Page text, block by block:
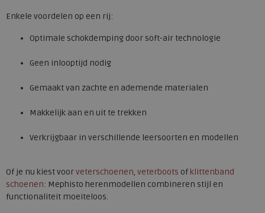
Enkele voordelen op een rij:
Optimale schokdemping door soft-air technologie
Geen inlooptijd nodig
Gemaakt van zachte en ademende materialen
Makkelijk aan en uit te trekken
Verkrijgbaar in verschillende leersoorten en modellen
Of je nu kiest voorveterschoenen, veterboots of klittenband
schoenen: Mephisto herenmodellen combineren stijl en
functionaliteit moeiteloos.